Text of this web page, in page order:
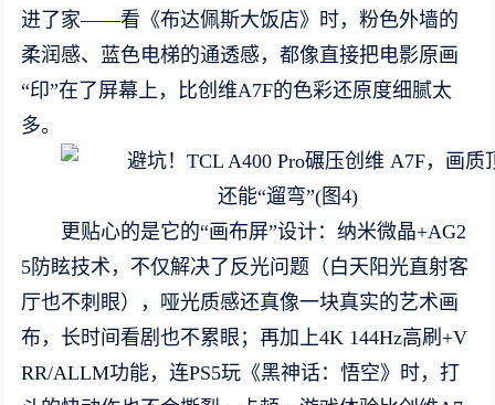
进了家——看《布达佩斯大饭店》时，粉色外墙的
柔润感、蓝色电梯的通透感，都像直接把电影原画
“印”在了屏幕上，比创维A7F的色彩还原度细腻太
多。
更贴心的是它的“画布屏”设计：纳米微晶+AG2
5防眩技术，不仅解决了反光问题（白天阳光直射客
厅也不刺眼），哑光质感还真像一块真实的艺术画
布，长时间看剧也不累眼；再加上4K 144Hz高刷+V
RR/ALLM功能，连PS5玩《黑神话：悟空》时，打